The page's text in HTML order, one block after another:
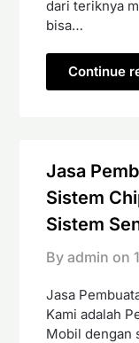
dari teriknya
bisa…
Continue
Jasa
Sistem
Sistem
By admin on
Jasa
Kami adalah
Mobil dengan